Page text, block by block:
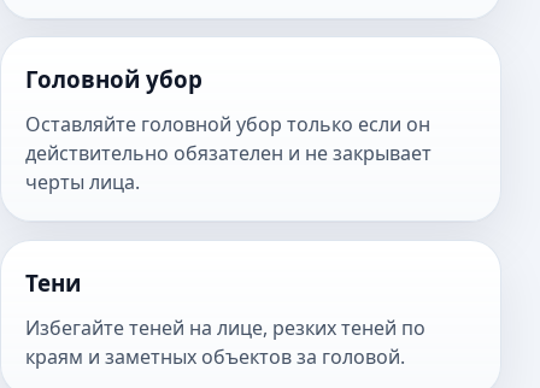
Головной убор
Оставляйте головной убор только если он
действительно обязателен и не закрывает
черты лица.
Тени
Избегайте теней на лице, резких теней по
краям и заметных объектов за головой.